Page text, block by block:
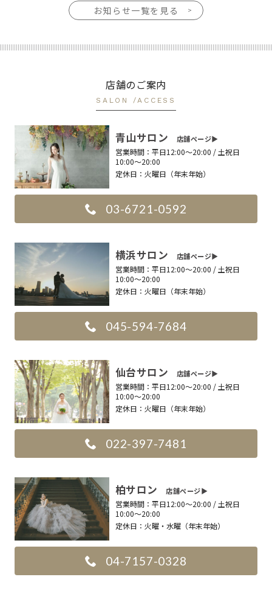
お知らせ一覧を見る
店舗のご案内
SALON /ACCESS
青山サロン 店舗ページ▶︎
営業時間： 平日12:00〜20:00 / 土祝日
10:00〜20:00
定休日： 火曜日（年末年始）
03-6721-0592
横浜サロン 店舗ページ▶︎
営業時間： 平日12:00〜20:00 / 土祝日
10:00〜20:00
定休日： 火曜日（年末年始）
045-594-7684
仙台サロン 店舗ページ▶︎
営業時間： 平日12:00〜20:00 / 土祝日
10:00〜20:00
定休日： 火曜日（年末年始）
022-397-7481
柏サロン店舗ページ▶︎
営業時間： 平日12:00〜20:00 / 土祝日
10:00〜20:00
定休日： 火曜・水曜（年末年始）
04-7157-0328